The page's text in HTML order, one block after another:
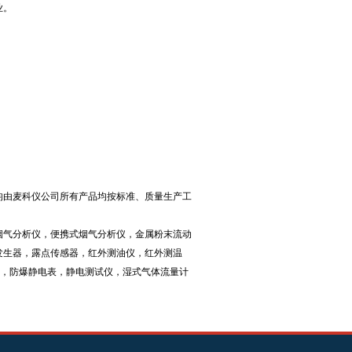
麦科仪公司所有产品均按标准、质量生产工
分析仪，便携式烟气分析仪，金属粉末流动
器，露点传感器，红外测油仪，红外测温
防爆静电表，静电测试仪，湿式气体流量计